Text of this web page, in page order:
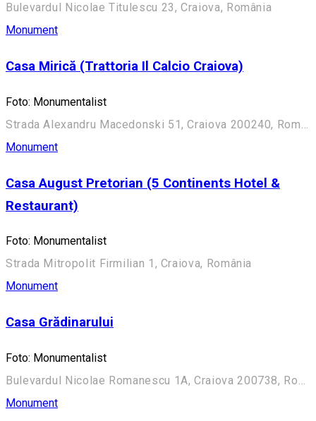
Bulevardul Nicolae Titulescu 23, Craiova, România
Monument
Casa Mirică (Trattoria Il Calcio Craiova)
Foto: Monumentalist
Monument
Casa August Pretorian (5 Continents Hotel &
Restaurant)
Foto: Monumentalist
Strada Mitropolit Firmilian 1, Craiova, România
Monument
Casa Grădinarului
Foto: Monumentalist
Monument